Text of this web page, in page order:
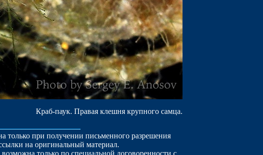
Краб-паук. Правая клешня крупного самца.
только при получении письменного разрешения
на оригинальный материал.
только по специальной договоренности с